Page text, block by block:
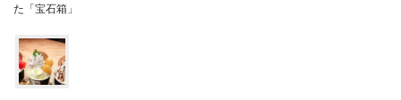
た「宝石箱」